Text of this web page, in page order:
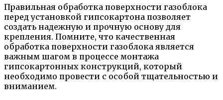
Правильная обработка поверхности газоблока
перед установкой гипсокартона позволяет
создать надежную и прочную основу для
крепления. Помните, что качественная
обработка поверхности газоблока является
важным шагом в процессе монтажа
гипсокартонных конструкций, который
необходимо провести с особой тщательностью и
вниманием.